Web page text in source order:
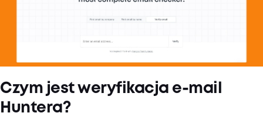
Czym jest weryfikacja e-mail
Huntera?